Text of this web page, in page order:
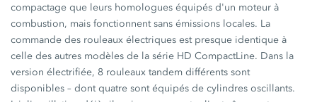
compactage que leurs homologues équipés d'un moteur à
combustion, mais fonctionnent sans émissions locales. La
commande des rouleaux électriques est presque identique à
celle des autres modèles de la série HD CompactLine. Dans la
version électrifiée, 8 rouleaux tandem différents sont
disponibles – dont quatre sont équipés de cylindres oscillants.